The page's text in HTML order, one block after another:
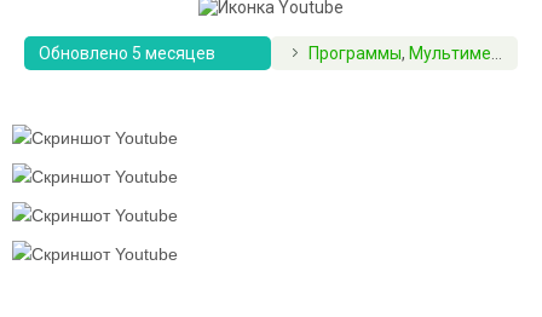
Обновлено 5 месяцев
Программы, Мультимедиа и видео